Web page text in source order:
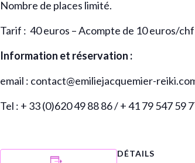
Nombre de places limité.
Tarif : 40 euros – Acompte de 10 euros/
Information et réservation :
email : contact@emiliejacquemier-
Tel : + 33 (0)620 49 88 86 / + 41 79 547 59
DÉTAILS